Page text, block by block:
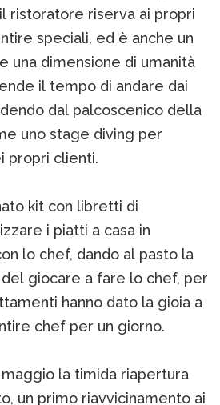
ristoratore riserva ai propri
speciali, ed è anche un
una dimensione di umanità
il tempo di andare dai
dal palcoscenico della
uno stage diving per
propri clienti.
kit con libretti di
i piatti a casa in
lo chef, dando al pasto la
giocare a fare lo chef, per
hanno dato la gioia a
chef per un giorno.
la timida riapertura
un primo riavvicinamento ai